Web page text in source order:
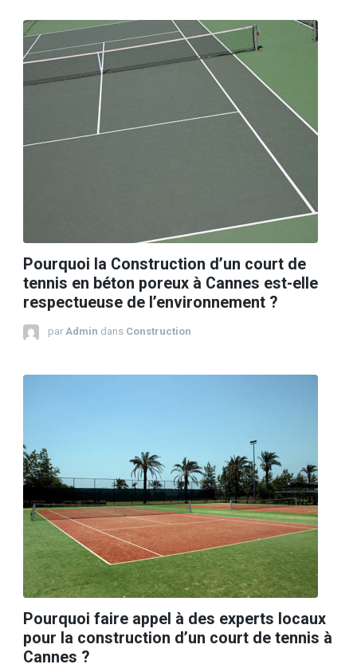
Pourquoi la Construction d’un court de
tennis en béton poreux à Cannes est-elle
respectueuse de l’environnement ?
par Admin dans Construction
Pourquoi faire appel à des experts locaux
pour la construction d’un court de tennis à
Cannes ?